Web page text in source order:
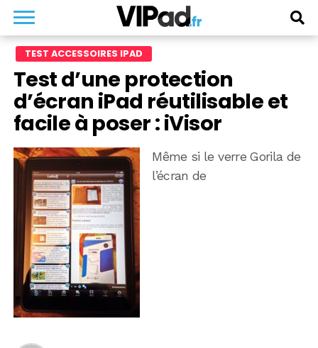
TEST ACCESSOIRES IPAD
Test d’une protection
d’écran iPad réutilisable et
facile à poser : iVisor
Même si le verre Gorila de
l’écran de